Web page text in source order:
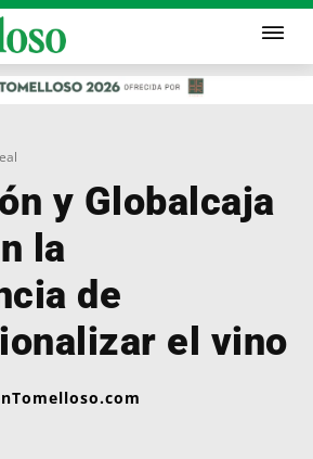
y Globalcaja
la
de
el vino